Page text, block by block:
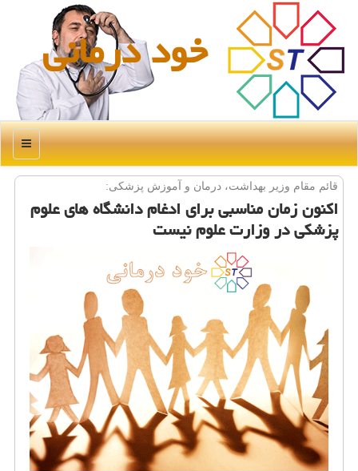
خود درمانی
منو
قائم مقام وزیر بهداشت، درمان و آموزش پزشكی:
اكنون زمان مناسبی برای ادغام دانشگاه های علوم
پزشكی در وزارت علوم نیست